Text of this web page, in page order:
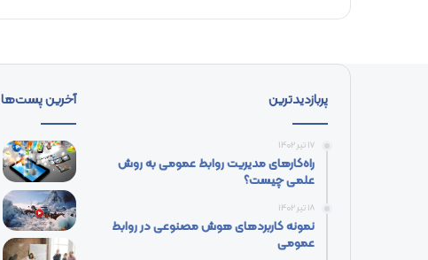
پربازدیدترین
17 تیر 1402
راه‌کارهای مدیریت روابط عمومی به روش
علمی چیست؟
18 تیر 1402
نمونه کاربردهای هوش مصنوعی در روابط
عمومی
آخرین پست‌ها